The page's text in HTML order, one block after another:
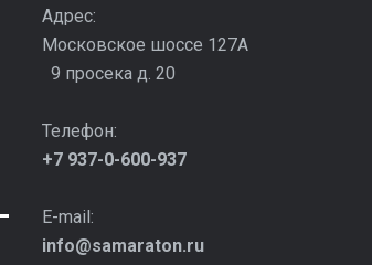
Адрес:
Московское шоссе 127А
9 просека д. 20
Телефон:
+7 937-0-600-937
E-mail:
info@samaraton.ru